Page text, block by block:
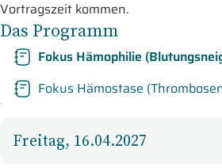
Vortragszeit kommen.
Das Programm
Fokus Hämophilie
Fokus Hämostase
Freitag, 16.04.2027